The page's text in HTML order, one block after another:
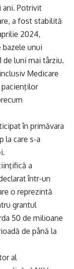
ani. Potrivit
a fost stabilită
2024,
bazele unui
de luni mai târziu.
Medicare
pacienţilor
în primăvara
la care s-a
a
într-un
o reprezintă
grantul
50 de milioane
de până la
al